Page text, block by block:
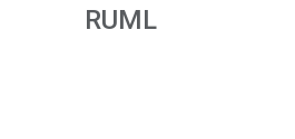
RUML